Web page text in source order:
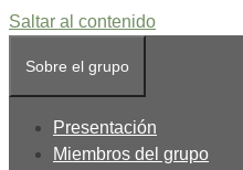
Saltar al contenido
Sobre el grupo
Presentación
Miembros del grupo